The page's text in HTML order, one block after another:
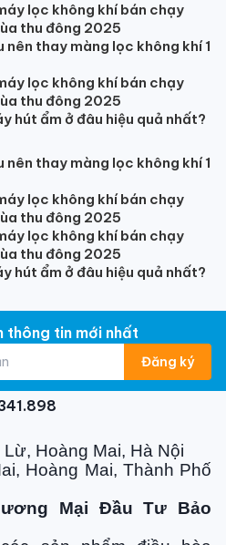
25.000vnđ/m
bảo ôn:35.000vnđ/m
m
cassette:150.000vnđ/m
80.000vnđ/bộ
150.000vnđ/bộ
tủ cassete:
lọc không khí bán chạy
thu đông 2025
nên thay màng lọc không khí 1
lọc không khí bán chạy
thu đông 2025
hút ẩm ở đâu hiệu quả nhất?
nên thay màng lọc không khí 1
lọc không khí bán chạy
thu đông 2025
lọc không khí bán chạy
thu đông 2025
hút ẩm ở đâu hiệu quả nhất?
thông tin mới nhất
Đăng ký
Hoàng Mai, Hà Nội
Hoàng Mai, Thành Phố
Mại Đầu Tư Bảo